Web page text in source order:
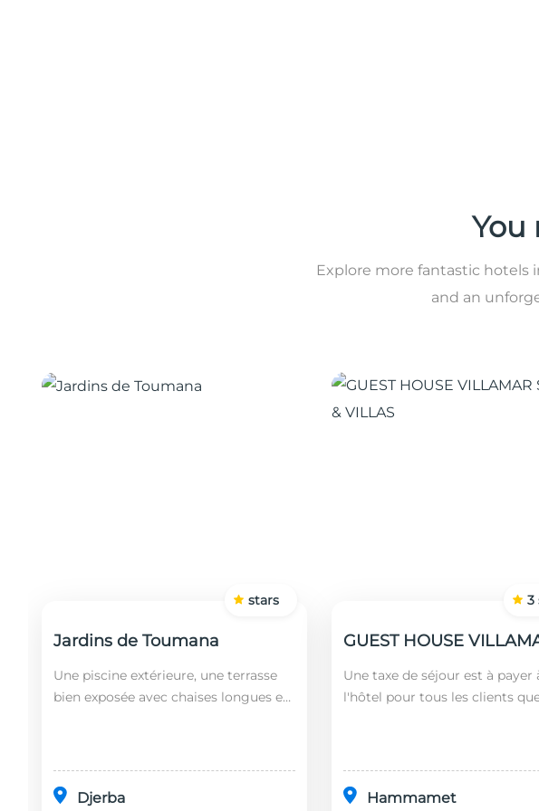
You
Explore more fantastic hotels
and an
Jardins de Toumana
Une piscine extérieure, une terrasse
bien exposée avec chaises longues et
Djerba
stars
Une taxe de séjour est à payer
l'hôtel pour tous les clients
Hammamet
3